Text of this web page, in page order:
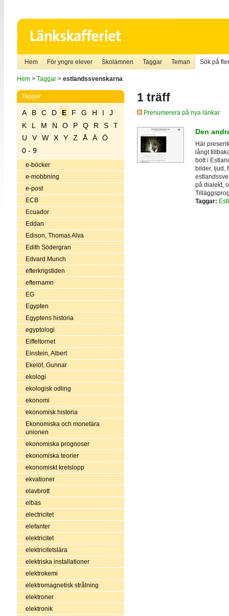
Hem För yngre elever Skolämnen Taggar Teman Sök på
Hem> Taggar> estlandssvenskarna
Taggar
A B C D E F G H I
J
K
L M N O P Q R S
T
U
V W X Y Z Å Ä
Ö
0 - 9
e-böcker
e-mobbning
e-post
ECB
Ecuador
Eddan
Edison, Thomas Alva
Edith Södergran
Edvard Munch
efterkrigstiden
efternamn
EG
Egypten
Egyptens historia
egyptologi
Eiffeltornet
Einstein, Albert
Ekelöf, Gunnar
ekologi
ekologisk odling
ekonomi
ekonomisk historia
Ekonomiska och monetära
unionen
ekonomiska prognoser
ekonomiska teorier
ekonomiskt kretslopp
ekvationer
elavbrott
elbas
electricitet
elefanter
elektricitet
elektricitetslära
elektriska installationer
elektrokemi
elektromagnetisk strålning
elektroner
elektronik
1 träff
Prenumerera på nya länkar
Den
Här
långt
bott i
bilder, ljud,
på dialekt,
Taggar: